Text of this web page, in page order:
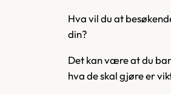
Hva vil du at
din?
Det kan være at du
hva de skal gjøre er